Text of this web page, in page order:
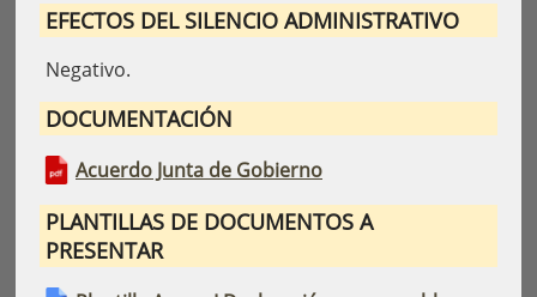
EFECTOS DEL SILENCIO ADMINISTRATIVO
Negativo.
DOCUMENTACIÓN
Acuerdo Junta de Gobierno
PLANTILLAS DE DOCUMENTOS A
PRESENTAR